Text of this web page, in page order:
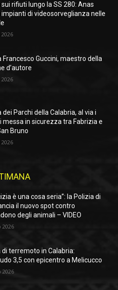
rifiuti lungo la SS 280: Anas
di videosorveglianza nelle
Francesco Guccini, maestro della
d’autore
dei Parchi della Calabria, al via i
messa in sicurezza tra Fabrizia e
Bruno
è una cosa seria”: la Polizia di
il nuovo spot contro
degli animali – VIDEO
2026
di terremoto in Calabria:
3,5 con epicentro a Melicucco
2026